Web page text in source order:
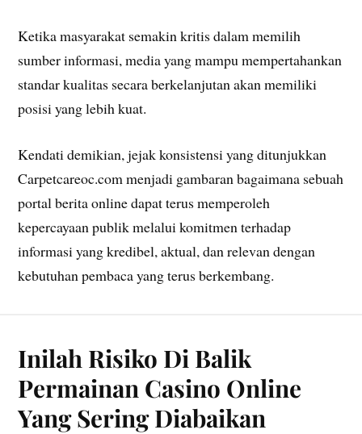
Ketika masyarakat semakin kritis dalam memilih
sumber informasi, media yang mampu mempertahankan
standar kualitas secara berkelanjutan akan memiliki
posisi yang lebih kuat.
Kendati demikian, jejak konsistensi yang ditunjukkan
Carpetcareoc.com menjadi gambaran bagaimana sebuah
portal berita online dapat terus memperoleh
kepercayaan publik melalui komitmen terhadap
informasi yang kredibel, aktual, dan relevan dengan
kebutuhan pembaca yang terus berkembang.
Inilah Risiko Di Balik
Permainan Casino Online
Yang Sering Diabaikan